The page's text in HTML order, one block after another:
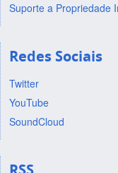
Suporte a Propriedade
Redes Sociais
Twitter
YouTube
SoundCloud